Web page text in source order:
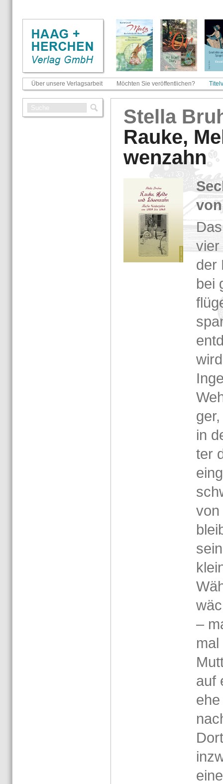
Über unsere Verlagsarbeit Möchten Sie veröffentlichen?
Stel­la
Rauke,
wen­zahn
vier
der
bei
in
ter
von
–
auf